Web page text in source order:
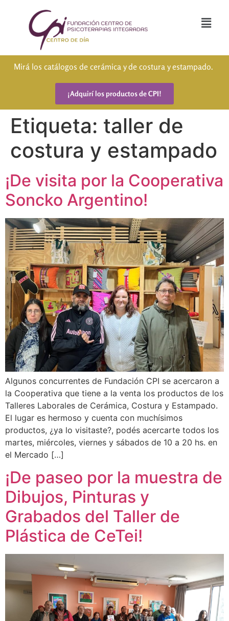
Mirá los catálogos de cerámica y de costura y estampado.
¡Adquirí los productos de CPI!
Etiqueta: taller de
costura y estampado
¡De visita por la Cooperativa
Soncko Argentino!
Algunos concurrentes de Fundación CPI se acercaron a
la Cooperativa que tiene a la venta los productos de los
Talleres Laborales de Cerámica, Costura y Estampado.
El lugar es hermoso y cuenta con muchísimos
productos, ¿ya lo visitaste?, podés acercarte todos los
martes, miércoles, viernes y sábados de 10 a 20 hs. en
el Mercado […]
¡De paseo por la muestra de
Dibujos, Pinturas y
Grabados del Taller de
Plástica de CeTei!